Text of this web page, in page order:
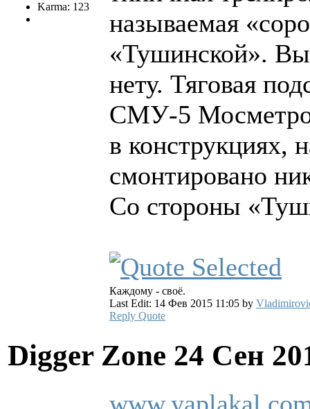
Karma: 123
называемая
«Тушинской».
нету. Тяговая
СМУ-5
в конструкциях,
смонтировано
Со стороны
Каждому - своё.
Last Edit: 14 Фев 2015 11:05 by
Reply Quote
Digger Zone 24 Сен